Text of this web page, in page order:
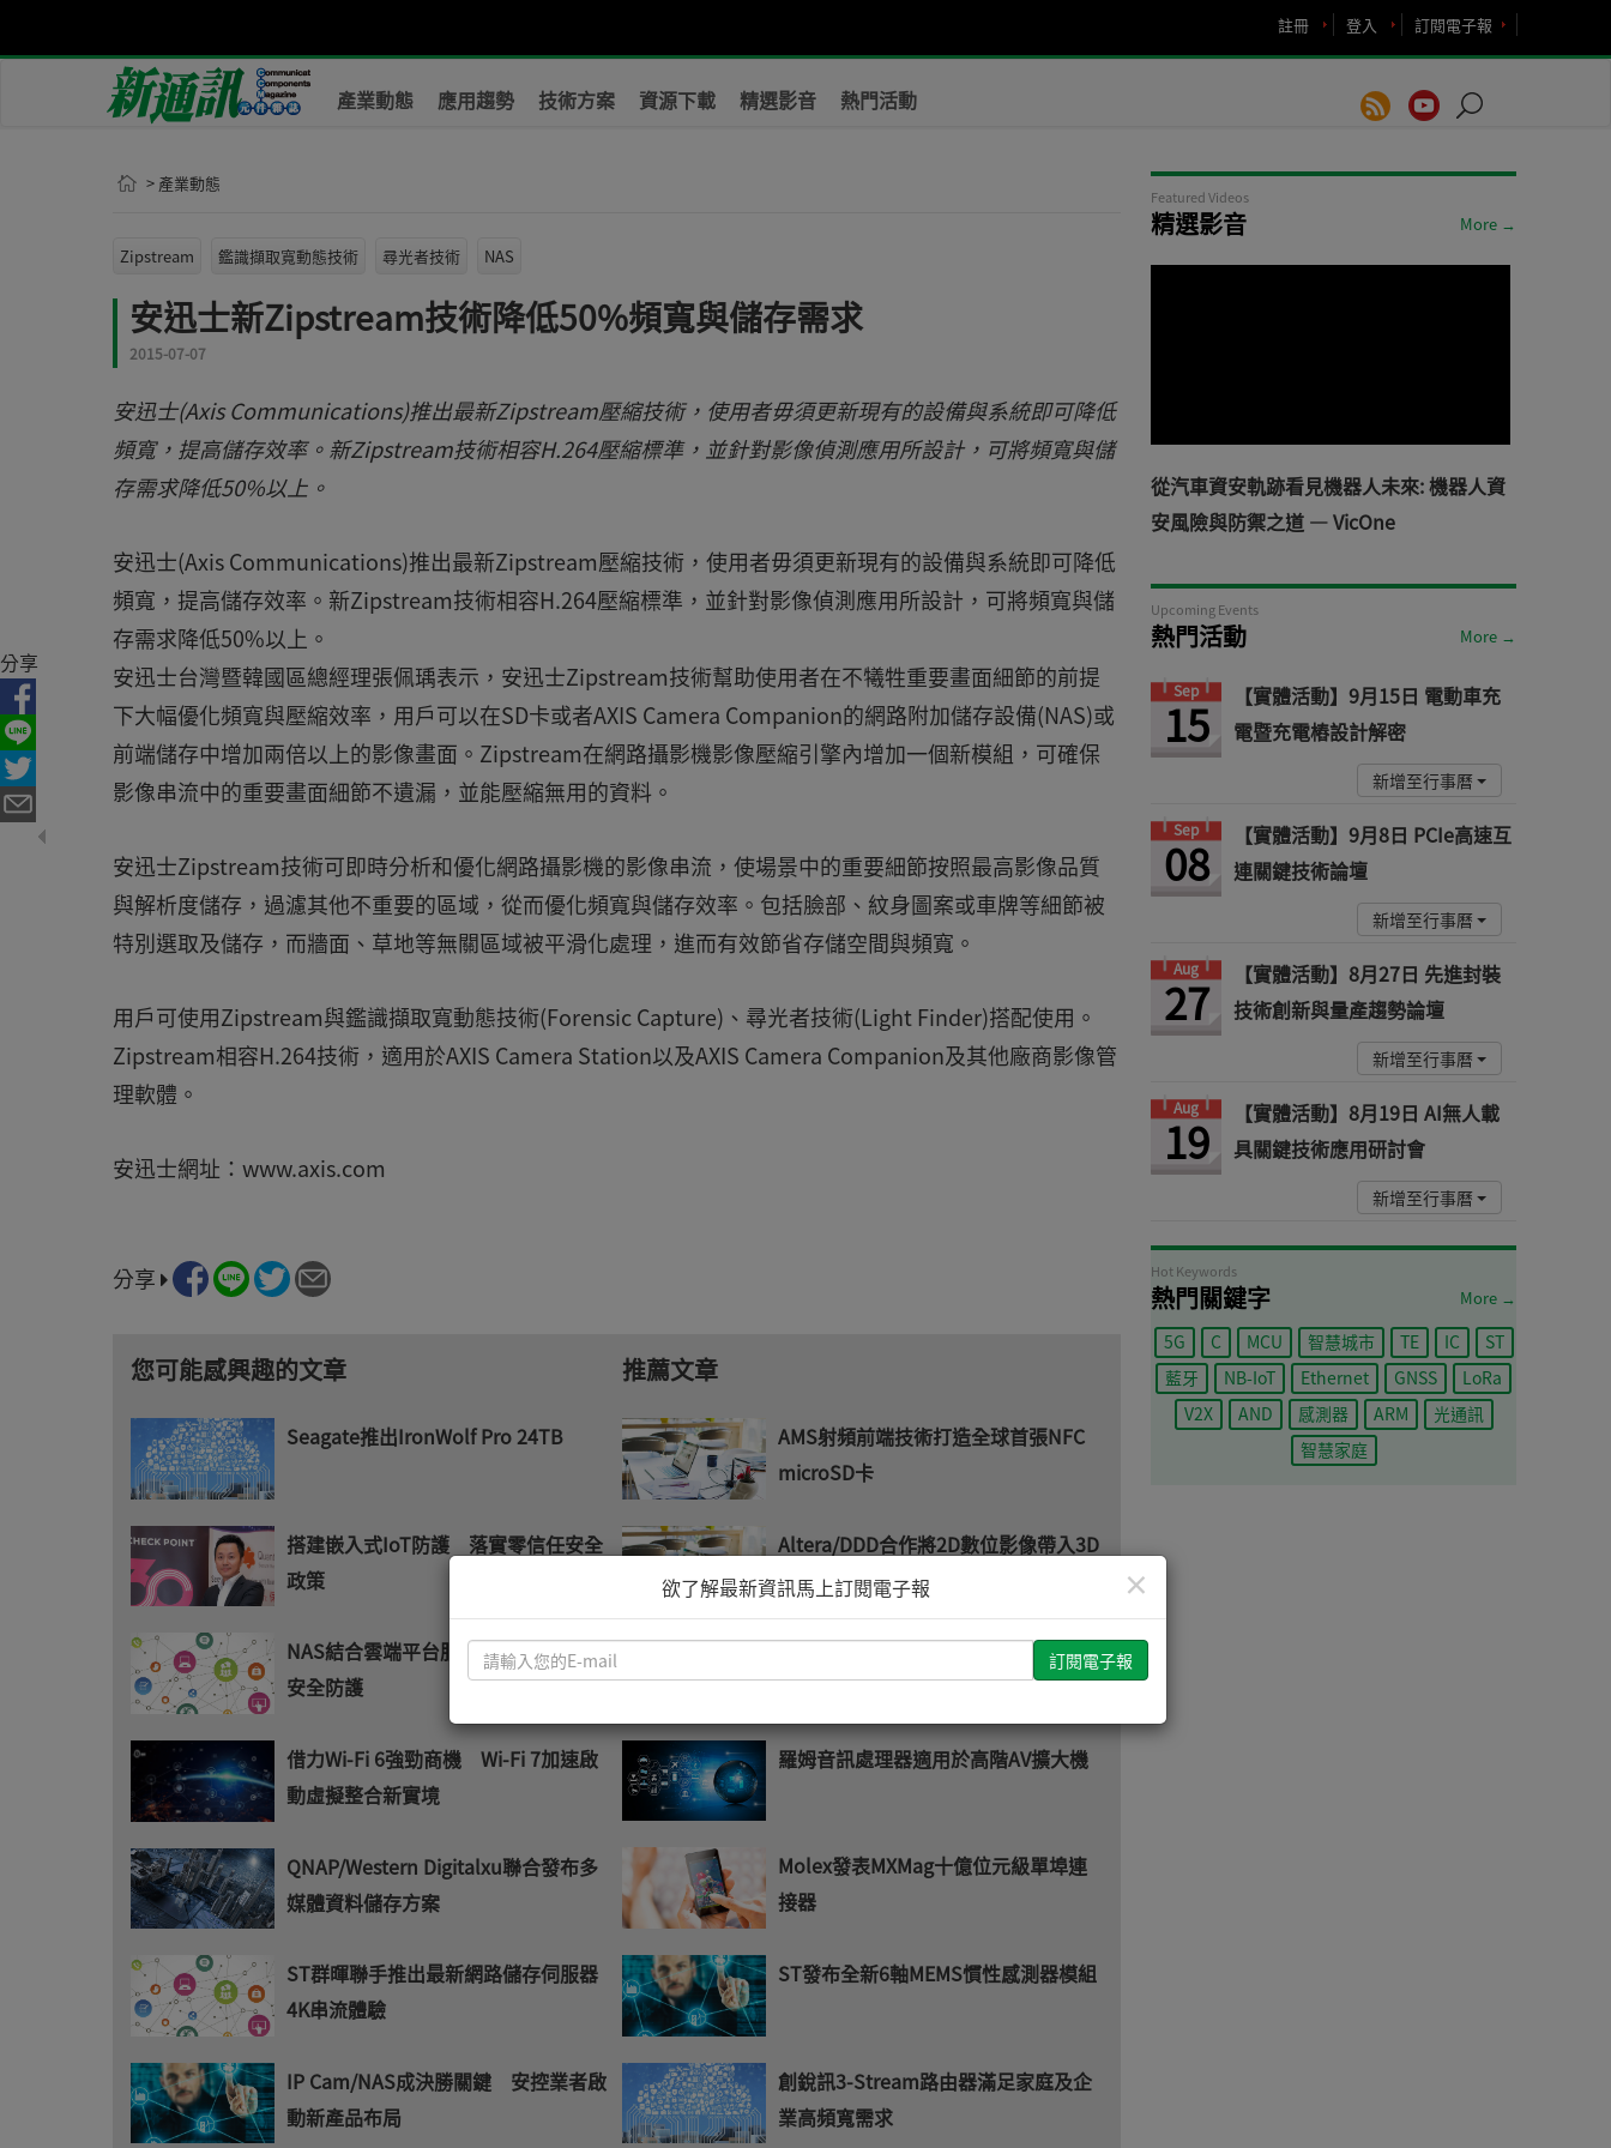
訂閱電子報
登入
註冊
產業動態 應用趨勢 技術方案 資源下載 精選影音 熱門活動
> 產業動態
Zipstream 鑑識擷取寬動態技術 尋光者技術 NAS
安迅士新Zipstream技術降低50%頻寬與儲存需求
2015-07-07
安迅士(Axis Communications)推出最新Zipstream壓縮技術，使用者毋須更新現有的設備與系統即可降低
頻寬，提高儲存效率。新Zipstream技術相容H.264壓縮標準，並針對影像偵測應用所設計，可將頻寬與儲
存需求降低50%以上。
安迅士(Axis Communications)推出最新Zipstream壓縮技術，使用者毋須更新現有的設備與系統即可降低
頻寬，提高儲存效率。新Zipstream技術相容H.264壓縮標準，並針對影像偵測應用所設計，可將頻寬與儲
存需求降低50%以上。
安迅士台灣暨韓國區總經理張佩瑀表示，安迅士Zipstream技術幫助使用者在不犧牲重要畫面細節的前提
下大幅優化頻寬與壓縮效率，用戶可以在SD卡或者AXIS Camera Companion的網路附加儲存設備(NAS)或
前端儲存中增加兩倍以上的影像畫面。Zipstream在網路攝影機影像壓縮引擎內增加一個新模組，可確保
影像串流中的重要畫面細節不遺漏，並能壓縮無用的資料。
安迅士Zipstream技術可即時分析和優化網路攝影機的影像串流，使場景中的重要細節按照最高影像品質
與解析度儲存，過濾其他不重要的區域，從而優化頻寬與儲存效率。包括臉部、紋身圖案或車牌等細節被
特別選取及儲存，而牆面、草地等無關區域被平滑化處理，進而有效節省存儲空間與頻寬。
用戶可使用Zipstream與鑑識擷取寬動態技術(Forensic Capture)、尋光者技術(Light Finder)搭配使用。
Zipstream相容H.264技術，適用於AXIS Camera Station以及AXIS Camera Companion及其他廠商影像管
理軟體。
安迅士網址：www.axis.com
分享
您可能感興趣的文章
Seagate推出IronWolf Pro 24TB
搭建嵌入式IoT防護 落實零信任安全
政策
NAS結合雲端平台服務 兼顧合規與
安全防護
借力Wi-Fi 6強勁商機 Wi-Fi 7加速啟
動虛擬整合新實境
QNAP/Western Digitalxu聯合發布多
媒體資料儲存方案
ST群暉聯手推出最新網路儲存伺服器
4K串流體驗
IP Cam/NAS成決勝關鍵 安控業者啟
動新產品布局
推薦文章
AMS射頻前端技術打造全球首張NFC
microSD卡
Altera/DDD合作將2D數位影像帶入3D
意法新款汽車處理器內建安全模組
羅姆音訊處理器適用於高階AV擴大機
Molex發表MXMag十億位元級單埠連
接器
ST發布全新6軸MEMS慣性感測器模組
創銳訊3-Stream路由器滿足家庭及企
業高頻寬需求
Featured Videos
精選影音 More →
從汽車資安軌跡看見機器人未來: 機器人資
安風險與防禦之道 — VicOne
Upcoming Events
熱門活動 More →
Sep
15
【實體活動】9月15日 電動車充
電暨充電樁設計解密
新增至行事曆
Sep
08
【實體活動】9月8日 PCIe高速互
連關鍵技術論壇
新增至行事曆
Aug
27
【實體活動】8月27日 先進封裝
技術創新與量產趨勢論壇
新增至行事曆
Aug
19
【實體活動】8月19日 AI無人載
具關鍵技術應用研討會
新增至行事曆
Hot Keywords
熱門關鍵字 More →
5G C MCU 智慧城市 TE IC
ST
藍牙
NB-IoT Ethernet GNSS
LoRa
V2X
AND 感測器 ARM
光通訊
智慧家庭
分享
×
欲了解最新資訊馬上訂閱電子報
輸
您
的